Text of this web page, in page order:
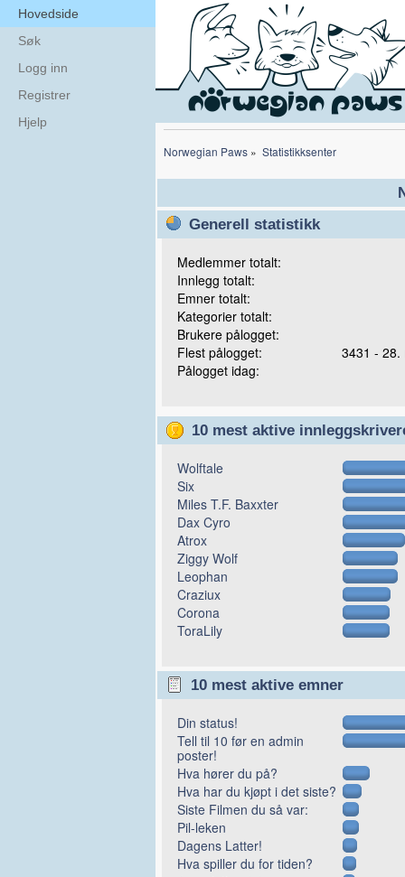
Hovedside
Søk
Logg inn
Registrer
Hjelp
Norwegian Paws » Statistikksenter
Generell statistikk
Medlemmer totalt:
Innlegg totalt:
Emner totalt:
Kategorier totalt:
Brukere pålogget:
Flest pålogget:
3431 - 28.
Pålogget idag:
10 mest aktive
Wolftale
Six
Miles T.F. Baxxter
Dax Cyro
Atrox
Ziggy Wolf
Leophan
Craziux
Corona
ToraLily
10 mest aktive emner
Din status!
Tell til 10 før en admin
poster!
Hva hører du på?
Hva har du kjøpt i det siste?
Siste Filmen du så var:
Pil-leken
Dagens Latter!
Hva spiller du for tiden?